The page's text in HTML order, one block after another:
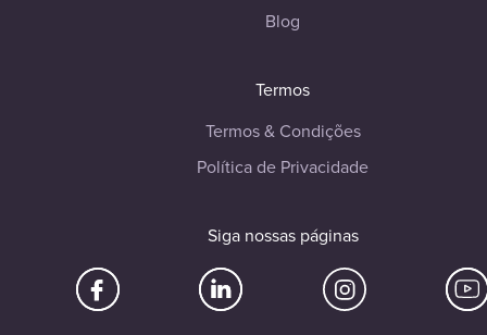
Blog
Termos
Termos & Condições
Política de Privacidade
Siga nossas páginas